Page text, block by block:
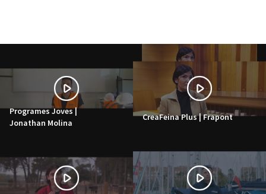
Programes Joves |
Jonathan Molina
CreaFeina Plus | Frapont